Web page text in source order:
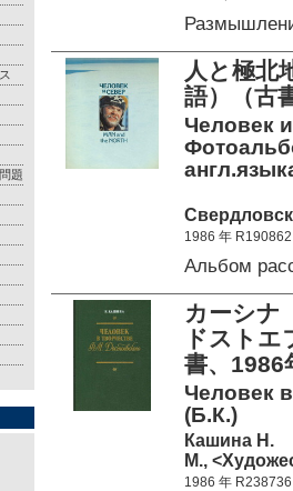
題
人と極北
語）（古
Человек
1986 年 R190862
Альбом
カーシナ
ドスト
書、1986
Человек
(Б.К.)
Кашина Н.
М.,
1986 年 R238736